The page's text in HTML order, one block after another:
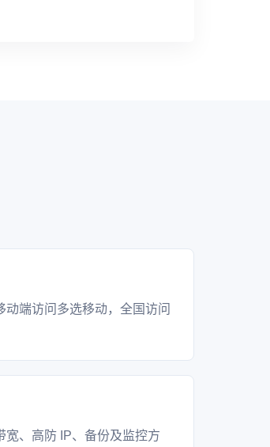
端访问多选移动，全国访问
宽、高防 IP、备份及监控方